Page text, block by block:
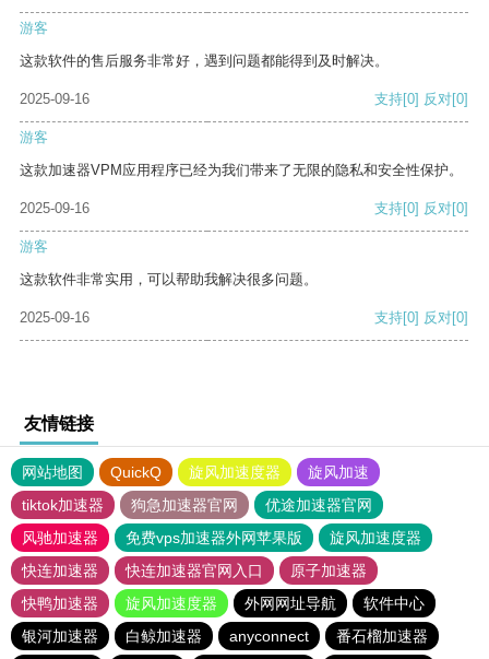
游客
这款软件的售后服务非常好，遇到问题都能得到及时解决。
2025-09-16 支持[0] 反对[0]
游客
这款加速器VPM应用程序已经为我们带来了无限的隐私和安全性保护。
2025-09-16 支持[0] 反对[0]
游客
这款软件非常实用，可以帮助我解决很多问题。
2025-09-16 支持[0] 反对[0]
友情链接
网站地图 QuickQ 旋风加速度器
旋风加速
tiktok加速器
狗急加速器官网
优途加速器官网
风驰加速器
免费vps加速器外网苹果版
旋风加速度器
快连加速器
快连加速器官网入口
原子加速器
快鸭加速器
旋风加速度器 外网网址导航
软件中心
银河加速器
白鲸加速器 anyconnect 番石榴加速器